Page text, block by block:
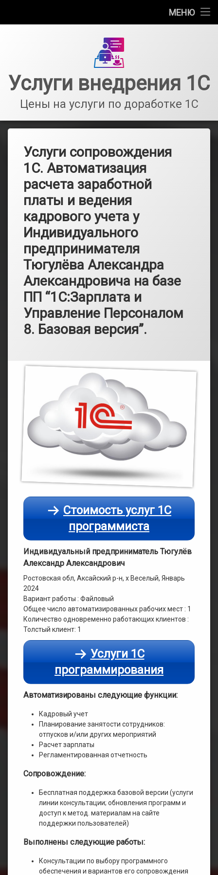
МЕНЮ
Стоимость услуг сопровождения 1С
Услуги частного программиста 1С
Оказание услуг по сопровождению 1С
Услуги внедрения 1С
Цены на услуги по доработке 1С
Услуги сопровождения
1С. Автоматизация
расчета заработной
платы и ведения
кадрового учета у
Индивидуального
предпринимателя
Тюгулёва Александра
Александровича на базе
ПП “1С:Зарплата и
Управление Персоналом
8. Базовая версия”.
Стоимость услуг 1С
программиста
Индивидуальный предприниматель Тюгулёв
Александр Александрович
Ростовская обл, Аксайский р-н, х Веселый, Январь
2024
Вариант работы : Файловый
Общее число автоматизированных рабочих мест : 1
Количество одновременно работающих клиентов :
Толстый клиент: 1
Услуги 1С
программирования
Автоматизированы следующие функции:
Кадровый учет
Планирование занятости сотрудников:
отпусков и/или других мероприятий
Расчет зарплаты
Регламентированная отчетность
Сопровождение:
Бесплатная поддержка базовой версии (услуги
линии консультации; обновления программ и
доступ к метод. материалам на сайте
поддержки пользователей)
Выполнены следующие работы:
Консультации по выбору программного
обеспечения и вариантов его сопровождения